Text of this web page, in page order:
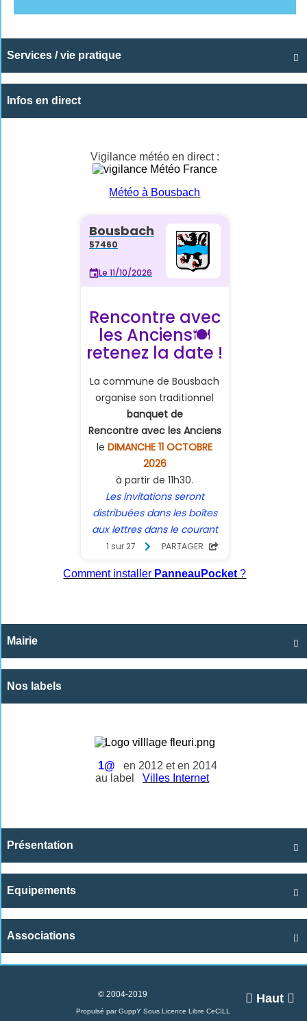

Services / vie pratique
Infos en direct
Vigilance météo en direct :
Météo à Bousbach
Comment installer PanneauPocket?

Mairie
Nos labels
1@
en 2012 et en 2014
au label
Villes Internet

Présentation

Equipements

Associations
 Haut 
© 2004-2019
Propulsé par GuppYSous Licence Libre CeCILL